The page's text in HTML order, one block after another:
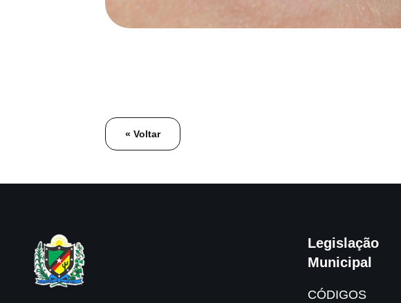
« Voltar
Legislação
Municipal
CÓDIGOS